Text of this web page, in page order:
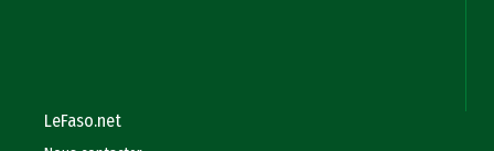
LeFaso.net